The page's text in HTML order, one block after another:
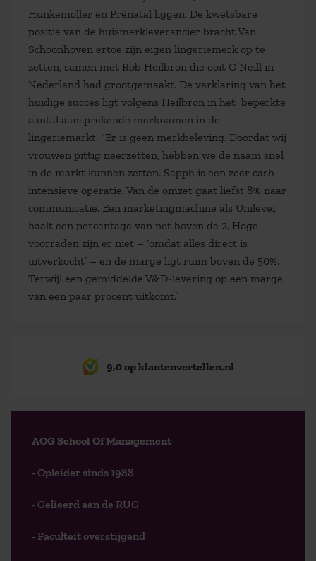
Hunkemöller en Prénatal liggen. De kwetsbare
positie van de huismerkleverancier bracht Van
Schoonhoven ertoe zijn eigen lingeriemerk op te
zetten, samen met Rob Heilbron die ooit O’Neill in
Nederland had grootgemaakt. De verklaring van het
huidige succes ligt volgens Heilbron in het beperkte
aantal aansprekende merknamen in de
lingeriemarkt. “Er is geen merkbeleving. Doordat wij
vrouwen pittig neerzetten, hebben we de naam snel
in de markt kunnen zetten. Sapph is een zeer cash
intensieve operatie. Van de omzet gaat liefst 8% naar
communicatie. Een marketingmachine als Unilever
haalt een percentage van net boven de 2. Hoge
voorraden zijn er niet – ‘omdat alles direct is
uitverkocht’ – en de marge ligt ruim boven de 50%.
Terwijl een gemiddelde V&D-levering op een marge
van een paar procent uitkomt.”
9,0 op klantenvertellen.nl
AOG School Of Management
- Opleider sinds 1988
- Gelieerd aan de RUG
- Faculteit overstijgend